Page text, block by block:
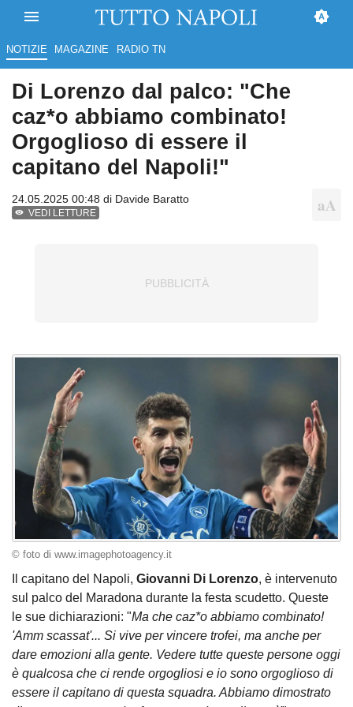
NOTIZIE MAGAZINE RADIO TN
Di Lorenzo dal palco: "Che
caz*o abbiamo combinato!
Orgoglioso di essere il
capitano del Napoli!"
24.05.2025 00:48 di Davide Baratto
VEDI LETTURE
© foto di www.imagephotoagency.it
Il capitano del Napoli, Giovanni Di Lorenzo, è intervenuto
sul palco del Maradona durante la festa scudetto. Queste
le sue dichiarazioni: "Ma che caz*o abbiamo combinato!
'Amm scassat'... Si vive per vincere trofei, ma anche per
dare emozioni alla gente. Vedere tutte queste persone oggi
è qualcosa che ci rende orgogliosi e io sono orgoglioso di
essere il capitano di questa squadra. Abbiamo dimostrato